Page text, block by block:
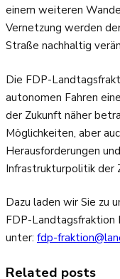
einem weiteren
Vernetzung werden
Straße nachhaltig
Die FDP-
autonomen Fahren
der Zukunft näher
Möglichkeiten, aber
Herausforderungen
Infrastrukturpolitik der
Dazu laden wir Sie zu
FDP-Landtagsfraktion
unter: fdp-
Related posts